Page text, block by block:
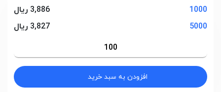
1000
3,886 ریال
5000
3,827 ریال
افزودن به سبد خرید